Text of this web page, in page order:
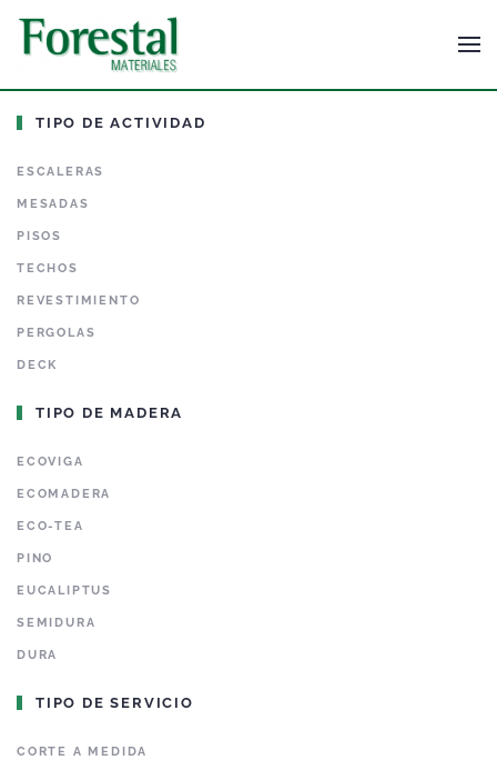
TIPO DE ACTIVIDAD
ESCALERAS
MESADAS
PISOS
TECHOS
REVESTIMIENTO
PERGOLAS
DECK
TIPO DE MADERA
ECOVIGA
ECOMADERA
ECO-TEA
PINO
EUCALIPTUS
SEMIDURA
DURA
TIPO DE SERVICIO
CORTE A MEDIDA